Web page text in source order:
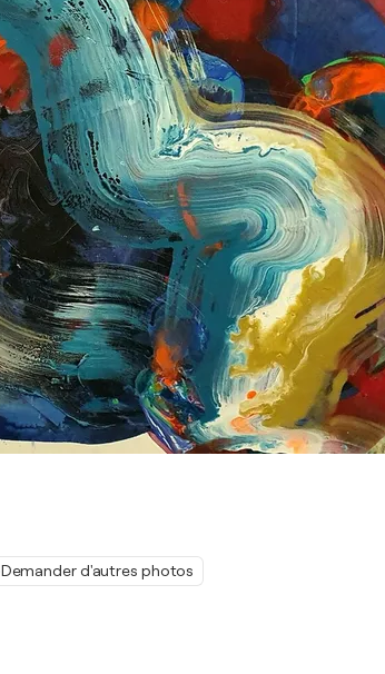
Demander d'autres photos